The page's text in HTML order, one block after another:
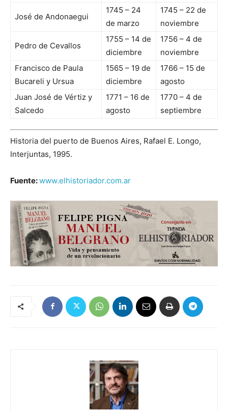
José de Andonaegui
1745 – 24
de marzo
1745 – 22 de
noviembre
Pedro de Cevallos
1755 – 14 de
diciembre
1756 – 4 de
noviembre
Francisco de Paula
Bucareli y Ursua
1565 – 19 de
diciembre
1766 – 15 de
agosto
Juan José de Vértiz y
Salcedo
1771 – 16 de
agosto
1770 – 4 de
septiembre
Historia del puerto de Buenos Aires, Rafael E. Longo,
Interjuntas, 1995.
Fuente:www.elhistoriador.com.ar